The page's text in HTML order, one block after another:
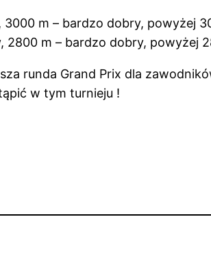
m – bardzo dobry, powyżej
m – bardzo dobry, powyżej
runda Grand Prix dla
w tym turnieju !